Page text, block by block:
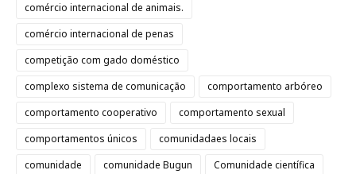
comércio internacional de animais.
comércio internacional de penas
competição com gado doméstico
complexo sistema de comunicação
comportamento arbóreo
comportamento cooperativo
comportamento sexual
comportamentos únicos
comunidadaes locais
comunidade
comunidade Bugun
Comunidade científica